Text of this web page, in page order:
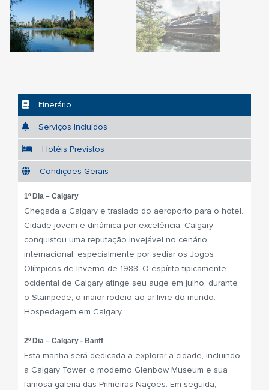
Itinerário
Serviços Incluídos
Hotéis Previstos
Condições Gerais
1º Dia – Calgary
Chegada a Calgary e traslado do aeroporto para o hotel.
Cidade jovem e dinâmica por excelência, Calgary
conquistou uma reputação invejável no cenário
internacional, especialmente por sediar os Jogos
Olímpicos de Inverno de 1988. O espírito tipicamente
ocidental de Calgary atinge seu auge em julho, durante
o Stampede, o maior rodeio ao ar livre do mundo.
Hospedagem em Calgary.
2º Dia – Calgary - Banff
Esta manhã será dedicada a explorar a cidade, incluindo
a Calgary Tower, o moderno Glenbow Museum e sua
famosa galeria das Primeiras Nações. Em seguida,